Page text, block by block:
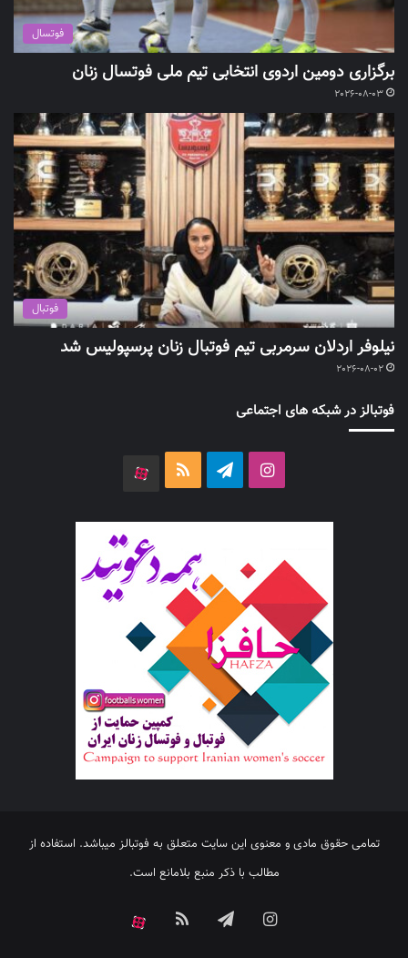
فوتسال
برگزاری دومین اردوی انتخابی تیم ملی فوتسال زنان
2026-08-03
فوتبال
نیلوفر اردلان سرمربی تیم فوتبال زنان پرسپولیس شد
2026-08-02
فوتبالز در شبکه های اجتماعی
اینستاگرامتلگرام خوراک
تمامی حقوق مادی و معنوی این سایت متعلق به فوتبالز میباشد. استفاده از
مطالب با ذکر منبع بلامانع است.
اینستاگرامتلگرام خوراک